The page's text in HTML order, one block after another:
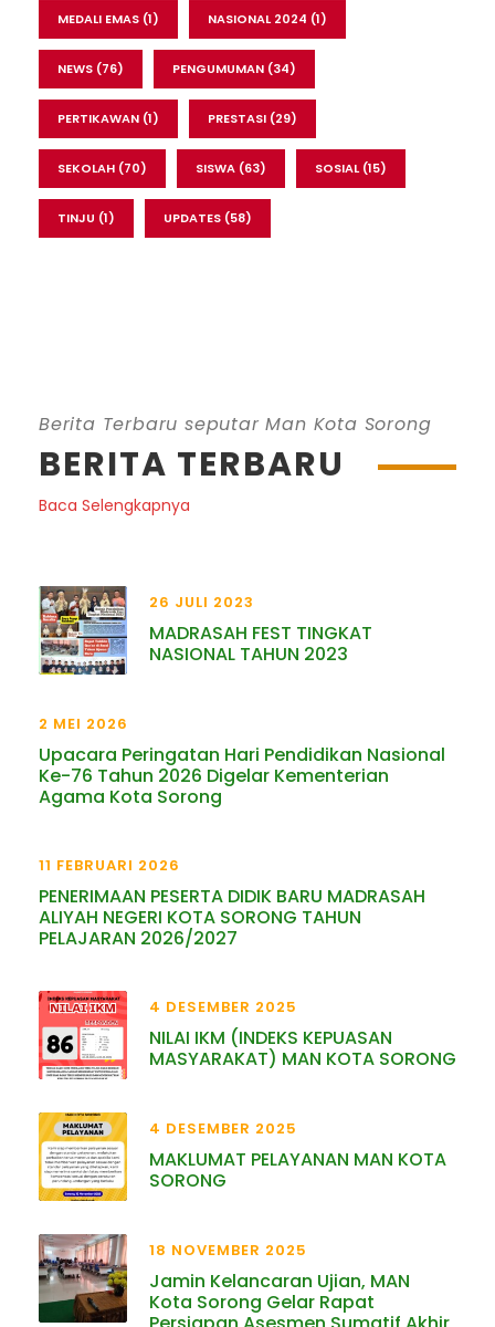
MEDALI EMAS (1) NASIONAL 2024 (1)
NEWS (76) PENGUMUMAN (34)
PERTIKAWAN (1) PRESTASI (29)
SEKOLAH (70) SISWA (63) SOSIAL(15)
TINJU (1) UPDATES (58)
Berita Terbaru seputar Man Kota Sorong
BERITA TERBARU
Baca Selengkapnya
26 JULI 2023
MADRASAH FEST TINGKAT
NASIONAL TAHUN 2023
2 MEI 2026
Upacara Peringatan Hari Pendidikan Nasional
Ke-76 Tahun 2026 Digelar Kementerian
Agama Kota Sorong
11 FEBRUARI 2026
PENERIMAAN PESERTA DIDIK BARU MADRASAH
ALIYAH NEGERI KOTA SORONG TAHUN
PELAJARAN 2026/2027
4 DESEMBER 2025
NILAI IKM (INDEKS KEPUASAN
MASYARAKAT) MAN KOTA SORONG
4 DESEMBER 2025
MAKLUMAT PELAYANAN MAN KOTA
SORONG
18 NOVEMBER 2025
Jamin Kelancaran Ujian, MAN
Kota Sorong Gelar Rapat